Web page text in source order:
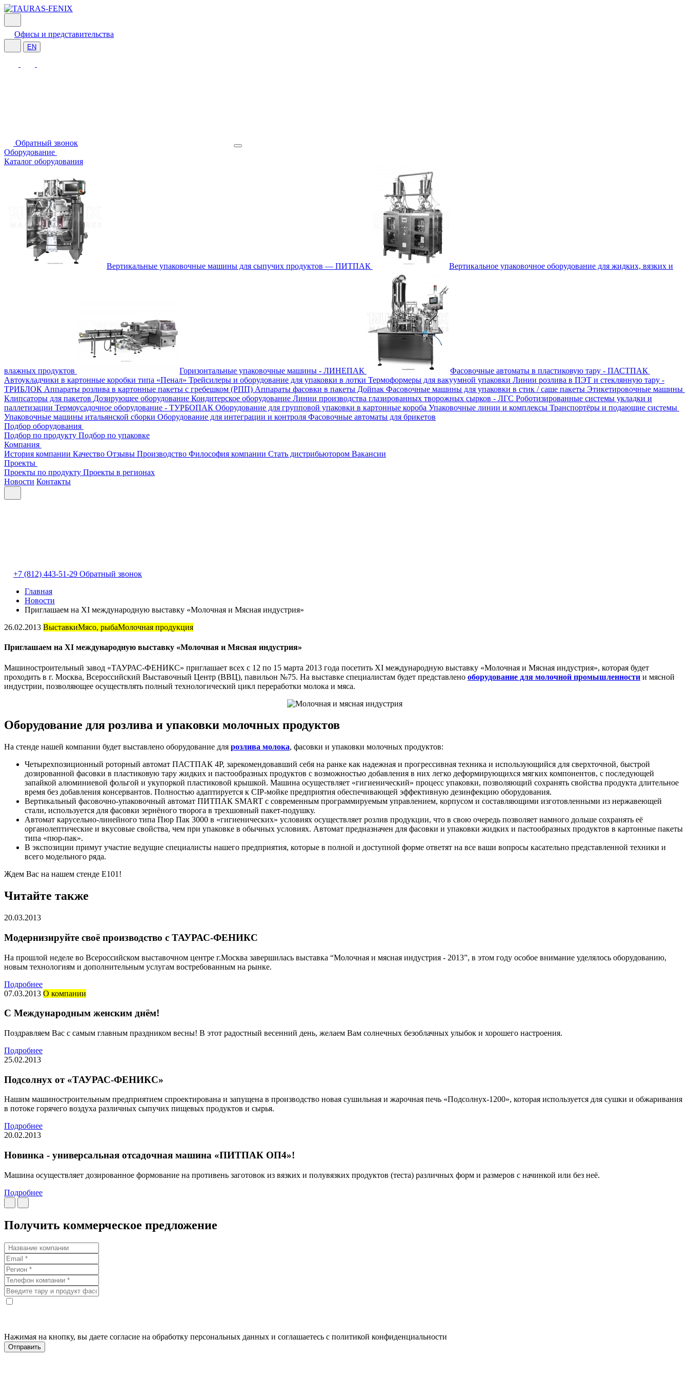
Офисы и представительства
EN
Обратный звонок
Оборудование
Каталог оборудования
Вертикальные упаковочные машины для сыпучих продуктов — ПИТПАК Вертикальное упаковочное оборудование для жидких, вязких и
влажных продуктов Горизонтальные упаковочные машины - ЛИНЕПАК
Фасовочные автоматы в пластиковую тару - ПАСТПАК
Автоукладчики в картонные коробки типа «Пенал» Трейсилеры и оборудование для упаковки в лотки Термоформеры для вакуумной упаковки Линии розлива в ПЭТ и стеклянную тару -
ТРИБЛОК Аппараты розлива в картонные пакеты с гребешком (РПП) Аппараты фасовки в пакеты Дойпак Фасовочные машины для упаковки в стик / саше пакеты Этикетировочные машины
Клипсаторы для пакетов Дозирующее оборудование Кондитерское оборудование Линии производства глазированных творожных сырков - ЛГС Роботизированные системы укладки и
паллетизации Термоусадочное оборудование - ТУРБОПАК Оборудование для групповой упаковки в картонные короба Упаковочные линии и комплексы Транспортёры и подающие системы
Упаковочные машины итальянской сборки Оборудование для интеграции и контроля Фасовочные автоматы для брикетов
Подбор оборудования
Подбор по продукту Подбор по упаковке
Компания
История компании Качество Отзывы Производство Философия компании Стать дистрибьютором Вакансии
Проекты
Проекты по продукту Проекты в регионах
Новости Контакты
+7 (812) 443-51-29 Обратный звонок
Главная
Новости
Приглашаем на XI международную выставку «Молочная и Мясная индустрия»
26.02.2013 ВыставкиМясо, рыбаМолочная продукция
Приглашаем на XI международную выставку «Молочная и Мясная индустрия»
Машиностроительный завод «ТАУРАС-ФЕНИКС» приглашает всех с 12 по 15 марта 2013 года посетить XI международную выставку «Молочная и Мясная индустрия», которая будет
проходить в г. Москва, Всероссийский Выставочный Центр (ВВЦ), павильон №75. На выставке специалистам будет представлено оборудование для молочной промышленности и мясной
индустрии, позволяющее осуществлять полный технологический цикл переработки молока и мяса.
Оборудование для розлива и упаковки молочных продуктов
На стенде нашей компании будет выставлено оборудование для розлива молока, фасовки и упаковки молочных продуктов:
Четырехпозиционный роторный автомат ПАСТПАК 4Р, зарекомендовавший себя на ранке как надежная и прогрессивная техника и использующийся для сверхточной, быстрой
дозированной фасовки в пластиковую тару жидких и пастообразных продуктов с возможностью добавления в них легко деформирующихся мягких компонентов, с последующей
запайкой алюминиевой фольгой и укупоркой пластиковой крышкой. Машина осуществляет «гигиенический» процесс упаковки, позволяющий сохранять свойства продукта длительное
время без добавления консервантов. Полностью адаптируется к CIP-мойке предприятия обеспечивающей эффективную дезинфекцию оборудования.
Вертикальный фасовочно-упаковочный автомат ПИТПАК SMART с современным программируемым управлением, корпусом и составляющими изготовленными из нержавеющей
стали, используется для фасовки зернёного творога в трехшовный пакет-подушку.
Автомат карусельно-линейного типа Пюр Пак 3000 в «гигиенических» условиях осуществляет розлив продукции, что в свою очередь позволяет намного дольше сохранять её
органолептические и вкусовые свойства, чем при упаковке в обычных условиях. Автомат предназначен для фасовки и упаковки жидких и пастообразных продуктов в картонные пакеты
типа «пюр-пак».
В экспозиции примут участие ведущие специалисты нашего предприятия, которые в полной и доступной форме ответят на все ваши вопросы касательно представленной техники и
всего модельного ряда.
Ждем Вас на нашем стенде Е101!
Читайте также
20.03.2013
Модернизируйте своё производство с ТАУРАС-ФЕНИКС
На прошлой неделе во Всероссийском выставочном центре г.Москва завершилась выставка “Молочная и мясная индустрия - 2013”, в этом году особое внимание уделялось оборудованию,
новым технологиям и дополнительным услугам востребованным на рынке.
Подробнее
07.03.2013 О компании
С Международным женским днём!
Поздравляем Вас с самым главным праздником весны! В этот радостный весенний день, желаем Вам солнечных безоблачных улыбок и хорошего настроения.
Подробнее
25.02.2013
Подсолнух от «ТАУРАС-ФЕНИКС»
Нашим машиностроительным предприятием спроектирована и запущена в производство новая сушильная и жарочная печь «Подсолнух-1200», которая используется для сушки и обжаривания
в потоке горячего воздуха различных сыпучих пищевых продуктов и сырья.
Подробнее
20.02.2013
Новинка - универсальная отсадочная машина «ПИТПАК ОП4»!
Машина осуществляет дозированное формование на противень заготовок из вязких и полувязких продуктов (теста) различных форм и размеров с начинкой или без неё.
Подробнее
Получить коммерческое предложение
Нажимая на кнопку, вы даете согласие на обработку персональных данных и соглашаетесь с политикой конфиденциальности